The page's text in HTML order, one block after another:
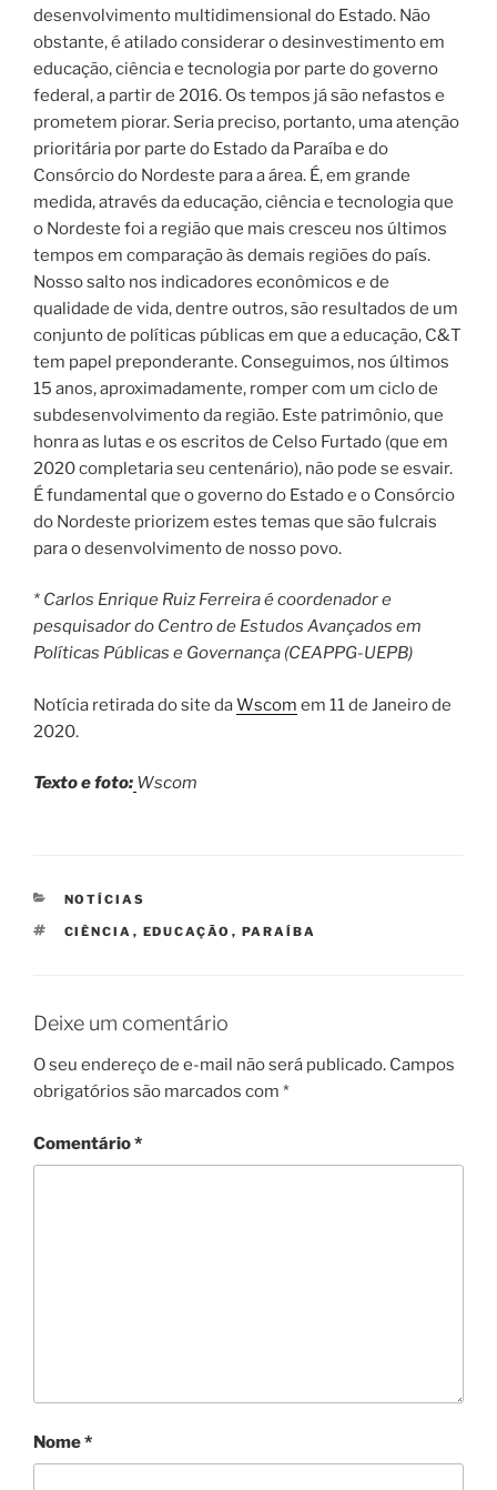
desenvolvimento multidimensional do Estado. Não
obstante, é atilado considerar o desinvestimento em
educação, ciência e tecnologia por parte do governo
federal, a partir de 2016. Os tempos já são nefastos e
prometem piorar. Seria preciso, portanto, uma atenção
prioritária por parte do Estado da Paraíba e do
Consórcio do Nordeste para a área. É, em grande
medida, através da educação, ciência e tecnologia que
o Nordeste foi a região que mais cresceu nos últimos
tempos em comparação às demais regiões do país.
Nosso salto nos indicadores econômicos e de
qualidade de vida, dentre outros, são resultados de um
conjunto de políticas públicas em que a educação, C&T
tem papel preponderante. Conseguimos, nos últimos
15 anos, aproximadamente, romper com um ciclo de
subdesenvolvimento da região. Este patrimônio, que
honra as lutas e os escritos de Celso Furtado (que em
2020 completaria seu centenário), não pode se esvair.
É fundamental que o governo do Estado e o Consórcio
do Nordeste priorizem estes temas que são fulcrais
para o desenvolvimento de nosso povo.
* Carlos Enrique Ruiz Ferreira é coordenador e
pesquisador do Centro de Estudos Avançados em
Políticas Públicas e Governança (CEAPPG-UEPB)
Notícia retirada do site daWscom em 11 de Janeiro de
2020.
Texto e foto: Wscom
CATEGORIAS
NOTÍCIAS
TAGS
CIÊNCIA , EDUCAÇÃO , PARAÍBA
Deixe um comentário
O seu endereço de e-mail não será publicado. Campos
obrigatórios são marcados com *
Comentário*
Nome*